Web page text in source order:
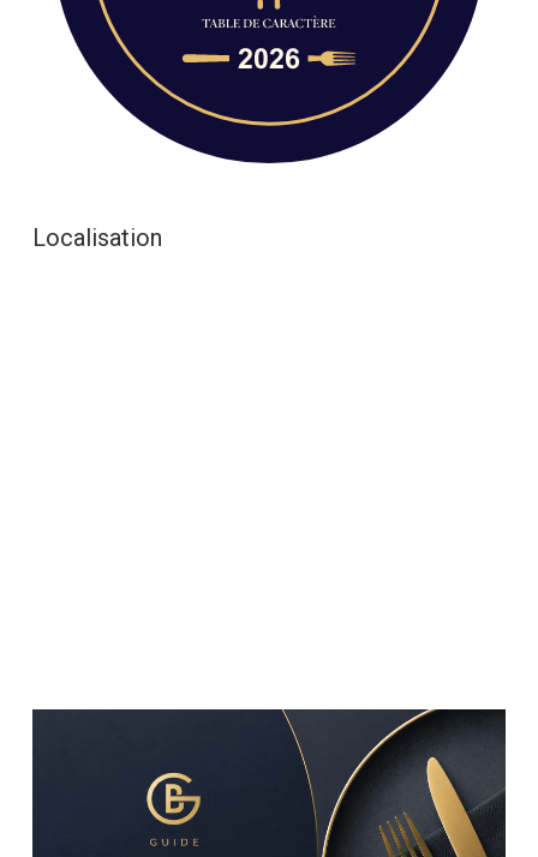
Localisation